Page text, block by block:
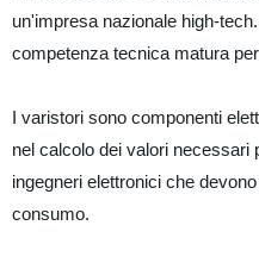
un'impresa nazionale high-
competenza tecnica matura
I varistori sono componenti
nel calcolo dei valori necessari
ingegneri elettronici che
consumo.